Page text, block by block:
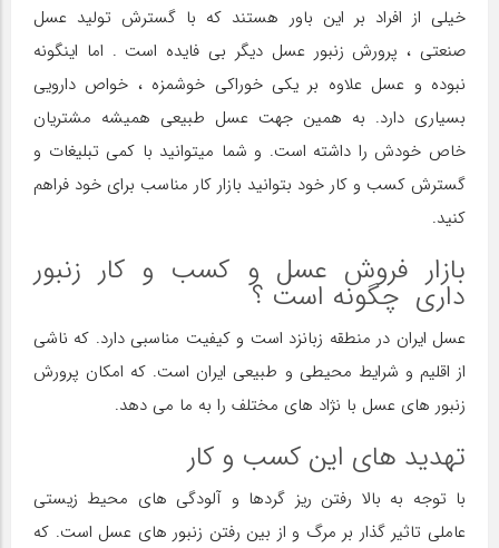
خیلی از افراد بر این باور هستند که با گسترش تولید عسل
صنعتی ، پرورش زنبور عسل دیگر بی فایده است . اما اینگونه
نبوده و عسل علاوه بر یکی خوراکی خوشمزه ، خواص دارویی
بسیاری دارد. به همین جهت عسل طبیعی همیشه مشتریان
خاص خودش را داشته است. و شما میتوانید با کمی تبلیغات و
گسترش کسب و کار خود بتوانید بازار کار مناسب برای خود فراهم
کنید.
بازار فروش عسل و کسب و کار زنبور
داری چگونه است ؟
عسل ایران در منطقه زبانزد است و کیفیت مناسبی دارد. که ناشی
از اقلیم و شرایط محیطی و طبیعی ایران است. که امکان پرورش
زنبور های عسل با نژاد های مختلف را به ما می دهد.
تهدید های این کسب و کار
با توجه به بالا رفتن ریز گردها و آلودگی های محیط زیستی
عاملی تاثیر گذار بر مرگ و از بین رفتن زنبور های عسل است. که